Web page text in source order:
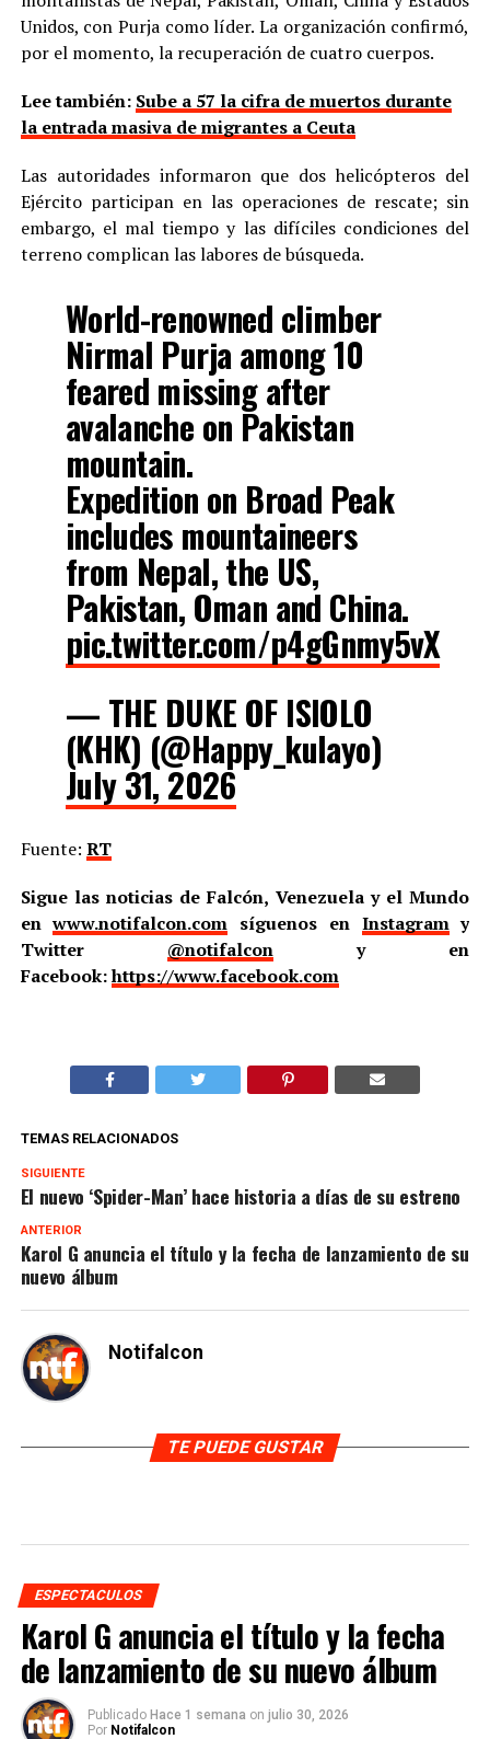
Unidos, con Purja como líder. La organización confirmó,
por el momento, la recuperación de cuatro cuerpos.
Lee también: Sube a 57 la cifra de muertos durante
la entrada masiva de migrantes a Ceuta
Las autoridades informaron que dos helicópteros del
Ejército participan en las operaciones de rescate; sin
embargo, el mal tiempo y las difíciles condiciones del
terreno complican las labores de búsqueda.
World-renowned climber
Nirmal Purja among 10
feared missing after
avalanche on Pakistan
mountain.
Expedition on Broad Peak
includes mountaineers
from Nepal, the US,
Pakistan, Oman and China.
pic.twitter.com/p4gGnmy5vX
— THE DUKE OF ISIOLO
(KHK) (@Happy_kulayo)
July 31, 2026
Fuente: RT
Sigue las noticias de Falcón, Venezuela y el Mundo
enwww.notifalcon.com síguenos en Instagramy
Twitter @notifalcony en
Facebook:https://www.facebook.com
TEMAS RELACIONADOS
SIGUIENTE
El nuevo ‘Spider-Man’ hace historia a días de su estreno
ANTERIOR
Karol G anuncia el título y la fecha de lanzamiento de su
nuevo álbum
Notifalcon
TE PUEDE GUSTAR
ESPECTACULOS
Karol G anuncia el título y la fecha
de lanzamiento de su nuevo álbum
Publicado Hace 1 semana on julio 30, 2026
Por Notifalcon